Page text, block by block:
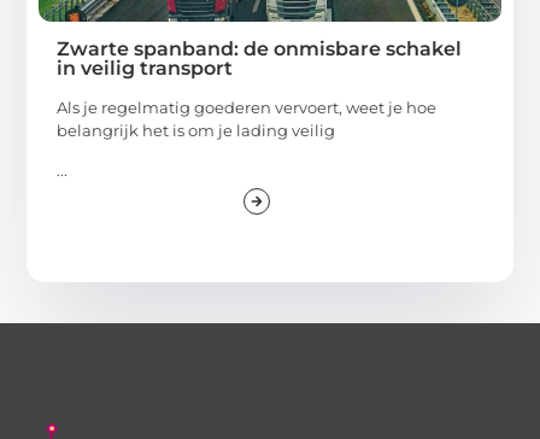
Zwarte spanband: de onmisbare schakel
in veilig transport
Als je regelmatig goederen vervoert, weet je hoe
belangrijk het is om je lading veilig
...